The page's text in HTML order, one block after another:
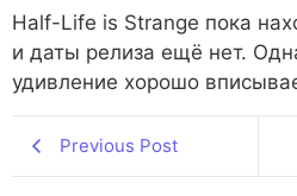
Half-Life is Strange пока
и даты релиза ещё нет.
удивление хорошо
Previous Post